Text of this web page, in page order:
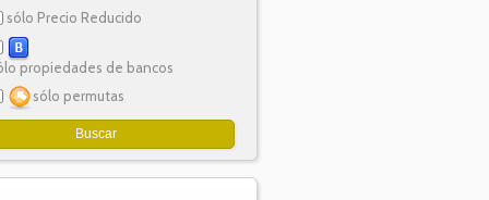
sólo Precio Reducido
propiedades de bancos
sólo permutas